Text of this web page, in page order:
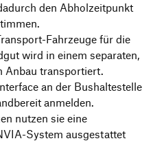
den Abholzeitpunkt
Fahrzeuge für die
wird in einem separaten,
Anbau transportiert.
an der Bushaltestelle
anmelden.
nutzen sie eine
System ausgestattet